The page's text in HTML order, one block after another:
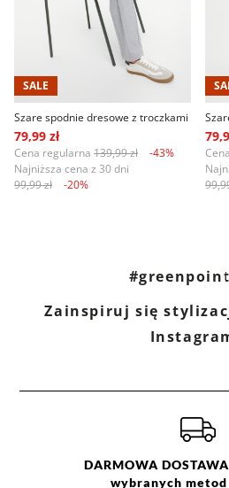
SALE
Szare spodnie dresowe z troczkami
79,99 zł
Cena regularna 139,99 zł
-43%
Najniższa cena z 30 dni
99,99 zł
-20%
Zainspiruj się
DARMOWA
wybranych